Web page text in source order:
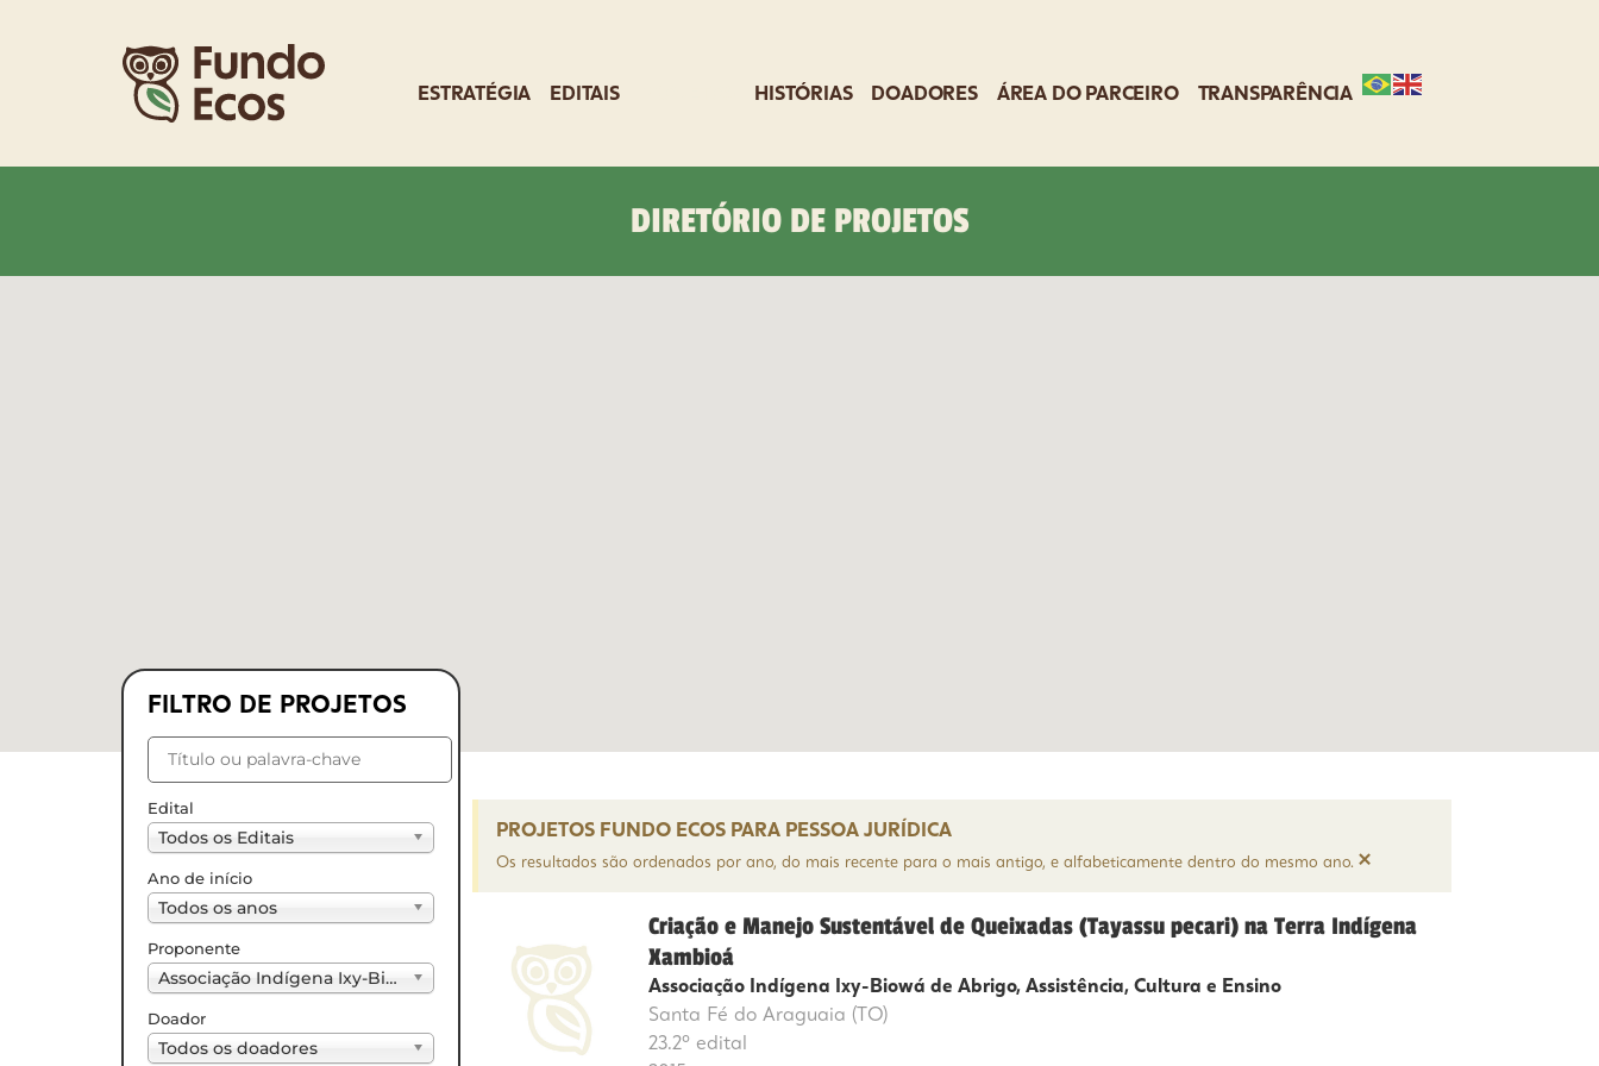
ESTRATÉGIA EDITAIS HISTÓRIAS DOADORES ÁREA DO PARCEIRO TRANSPARÊNCIA
DIRETÓRIO DE PROJETOS
FILTRO DE PROJETOS
Edital
Todos os Editais
Ano de início
Todos os anos
Proponente
Associação Indígena Ixy-Biowá de Abrigo, Assistência, Cultura e Ensino (1)
Doador
Todos os doadores
PROJETOS FUNDO ECOS PARA PESSOA JURÍDICA
Os resultados são ordenados por ano, do mais recente para o mais antigo, e alfabeticamente dentro do mesmo ano. ×
Criação e Manejo Sustentável de Queixadas (Tayassu pecari) na Terra Indígena
Xambioá
Associação Indígena Ixy-Biowá de Abrigo, Assistência, Cultura e Ensino
Santa Fé do Araguaia (TO)
23.2º edital